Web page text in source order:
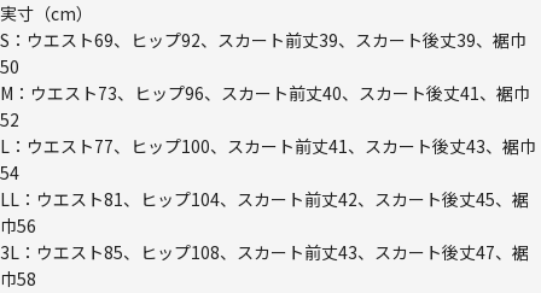
実寸（cm）
S：ウエスト69、ヒップ92、スカート前丈39、スカート後丈39、裾巾
50
M：ウエスト73、ヒップ96、スカート前丈40、スカート後丈41、裾巾
52
L：ウエスト77、ヒップ100、スカート前丈41、スカート後丈43、裾巾
54
LL：ウエスト81、ヒップ104、スカート前丈42、スカート後丈45、裾
巾56
3L：ウエスト85、ヒップ108、スカート前丈43、スカート後丈47、裾
巾58